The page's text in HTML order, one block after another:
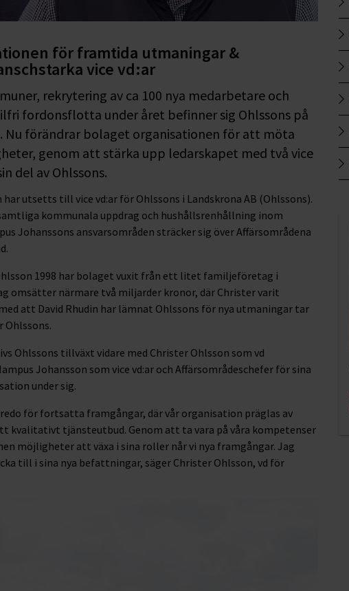
för framtida utmaningar &
vice vd:ar
rekrytering av ca 100 nya medarbetare och
fordonsflotta under året befinner sig Ohlssons på
Nu förändrar bolaget organisationen för att möta
genom att stärka upp ledarskapet med två vice
del av Ohlssons.
utsetts till vice vd:ar för Ohlssons i Landskrona AB (Ohlssons).
kommunala uppdrag och hushållsrenhållning inom
Johanssons ansvarsområden sträcker sig över Affärsområdena
1998 har bolaget vuxit från ett litet familjeföretag i
omsätter närmare två miljarder kronor, där Christer varit
att David Rhudin har lämnat Ohlssons för nya utmaningar tar
Ohlssons.
Ohlssons tillväxt vidare med Christer Ohlsson som vd
Johansson som vice vd:ar och Affärsområdeschefer för sina
under sig.
för fortsatta framgångar, där vår organisation präglas av
kvalitativt tjänsteutbud. Genom att ta vara på våra kompetenser
möjligheter att växa i sina roller når vi nya framgångar. Jag
till i sina nya befattningar, säger Christer Ohlsson, vd för